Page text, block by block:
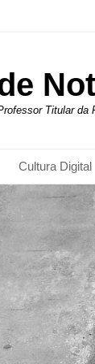
Titular da
Cultura Digital